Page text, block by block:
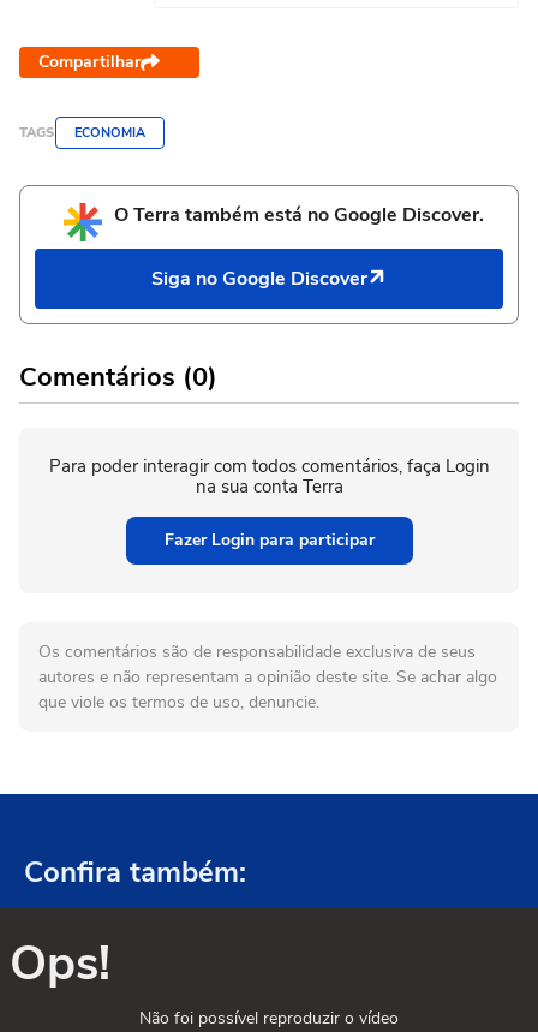
Compartilhar
TAGS ECONOMIA
O Terra também está no Google Discover.
Siga no Google Discover
Comentários (0)
Para poder interagir com todos comentários, faça Login
na sua conta Terra
Fazer Login para participar
Os comentários são de responsabilidade exclusiva de seus
autores e não representam a opinião deste site. Se achar algo
que viole os termos de uso, denuncie.
Confira também:
Ops!
Não foi possível reproduzir o vídeo